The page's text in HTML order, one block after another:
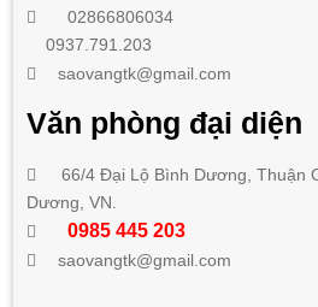
02866806034
0937.791.203
saovangtk@gmail.com
Văn phòng đại diện
66/4 Đại Lộ Bình Dương, Thuận
Dương, VN.
0985 445 203
saovangtk@gmail.com